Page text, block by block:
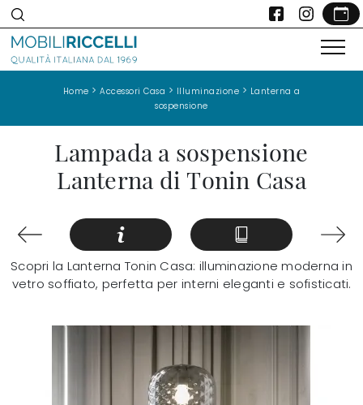
Home > Accessori Casa > Illuminazione > Lanterna a
sospensione
Lampada a sospensione
Lanterna di Tonin Casa
Scopri la Lanterna Tonin Casa: illuminazione moderna in
vetro soffiato, perfetta per interni eleganti e sofisticati.